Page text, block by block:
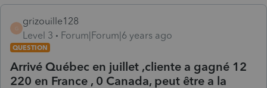
G
grizouille128
Level 3
Forum|Forum|6 years ago
QUESTION
Arrivé Québec en juillet ,cliente a gagné 12
220 en France , 0 Canada, peut être a la